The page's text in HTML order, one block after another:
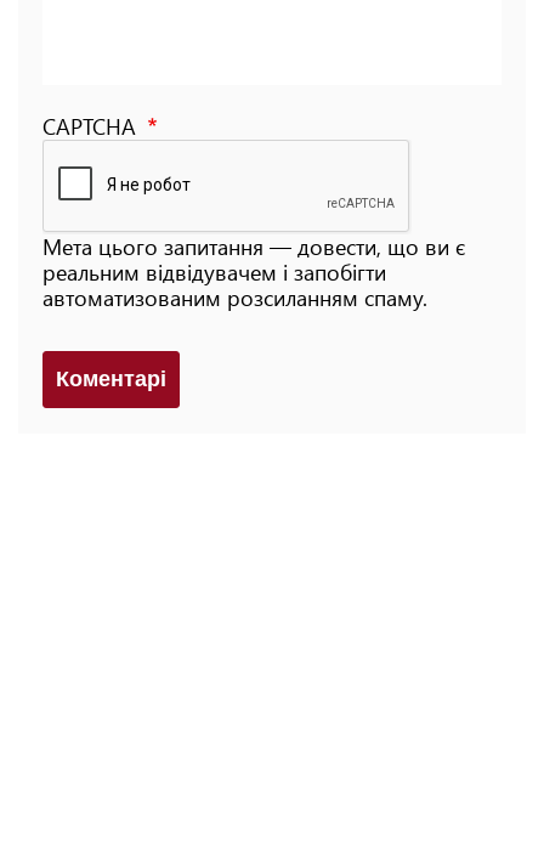
CAPTCHA
Мета цього запитання — довести, що ви є
реальним відвідувачем і запобігти
автоматизованим розсиланням спаму.
Коментарi